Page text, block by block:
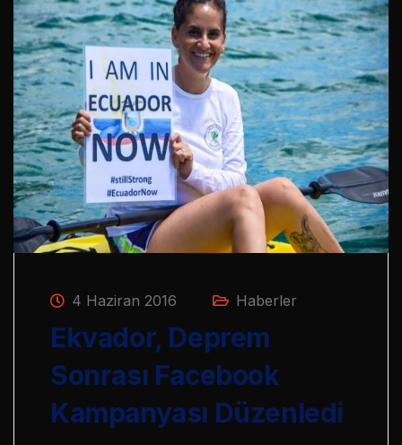
4 Haziran 2016 Haberler
Ekvador, Deprem
Sonrası Facebook
Kampanyası Düzenledi